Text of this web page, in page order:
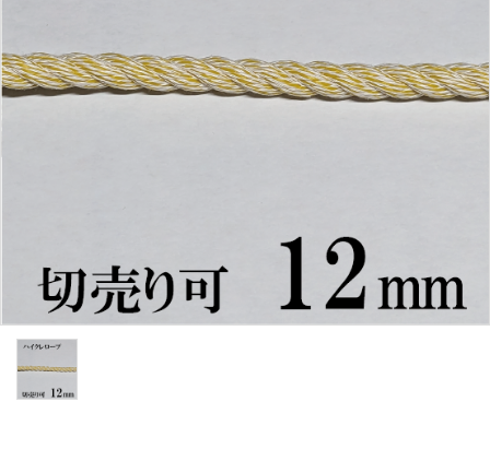
カテゴリーから探す
送料について
よくあるご質問
プライバシーポリシー